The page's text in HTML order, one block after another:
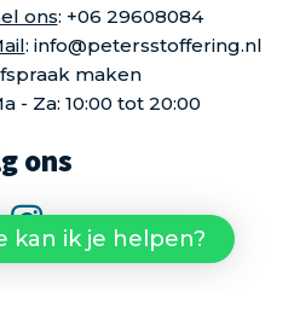
ons: +06 29608084
: info@petersstoffering.nl
maken
- Za: 10:00 tot 20:00
ons
kan ik je helpen?